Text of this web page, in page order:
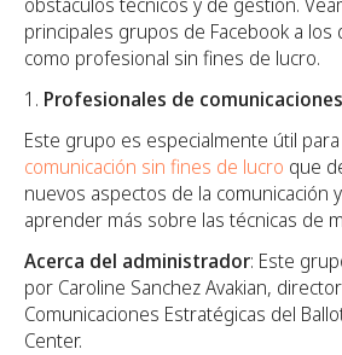
principales grupos de Facebook a
como profesional sin fines de lucro.
Profesionales de
Este grupo es especialmente útil para
comunicación sin fines de lucro que
nuevos aspectos de la comunicación
aprender más sobre las técnicas de
Acerca del administrador: Este
por Caroline Sanchez Avakian,
Comunicaciones Estratégicas del
Center.